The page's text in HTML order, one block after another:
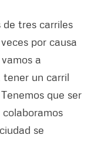
de tres carriles
por causa
a
tener un carril
que ser
se